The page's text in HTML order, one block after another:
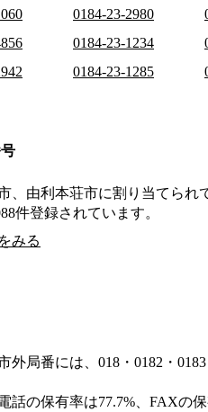
0184-23-2980
0184-23-1234
0184-23-1285
、由利本荘市に割り当てられ
件登録されています。
みる
局番には、018・0182・
話の保有率は77.7%、FAXの